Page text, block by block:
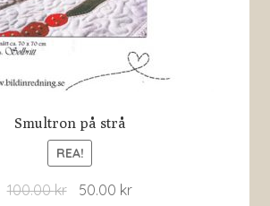
Smultron på strå
REA!
100.00kr 50.00 kr